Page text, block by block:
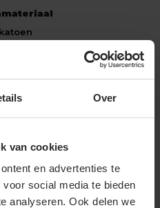
Over
van cookies
en advertenties te
social media te bieden
analyseren. Ook delen we
materiaal
bewegingsvrijheid